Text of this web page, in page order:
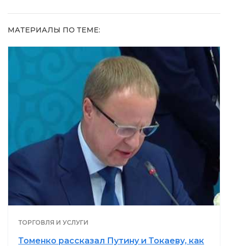
МАТЕРИАЛЫ ПО ТЕМЕ:
ТОРГОВЛЯ И УСЛУГИ
Томенко рассказал Путину и Токаеву, как